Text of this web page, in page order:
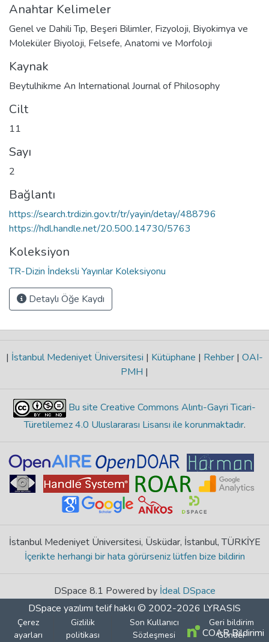
Anahtar Kelimeler
Genel ve Dahili Tıp, Beşeri Bilimler, Fizyoloji, Biyokimya ve
Moleküler Biyoloji, Felsefe, Anatomi ve Morfoloji
Kaynak
Beytulhikme An International Journal of Philosophy
Cilt
11
Sayı
2
Bağlantı
https://search.trdizin.gov.tr/tr/yayin/detay/488796
https://hdl.handle.net/20.500.14730/5763
Koleksiyon
TR-Dizin İndeksli Yayınlar Koleksiyonu
Detaylı Öğe Kaydı
| İstanbul Medeniyet Üniversitesi | Kütüphane | Rehber | OAI-
PMH |
Bu site Creative Commons Alıntı-Gayri Ticari-
Türetilemez 4.0 Uluslararası Lisansı ile korunmaktadır.
İstanbul Medeniyet Üniversitesi, Üsküdar, İstanbul, TÜRKİYE
İçerikte herhangi bir hata görürseniz lütfen bize bildirin
DSpace 8.1 Powered by İdeal DSpace
DSpace yazılımı telif hakkı © 2002-2026 LYRASIS
Çerez
ayarları
Gizlilik
politikası
Son Kullanıcı
Sözleşmesi
Geri bildirim
Gönder
COAR Bildirimi